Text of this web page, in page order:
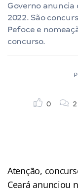
Governo
2022. São
Pefoce e
concurso.
0 2
Atenção,
Ceará anunciou